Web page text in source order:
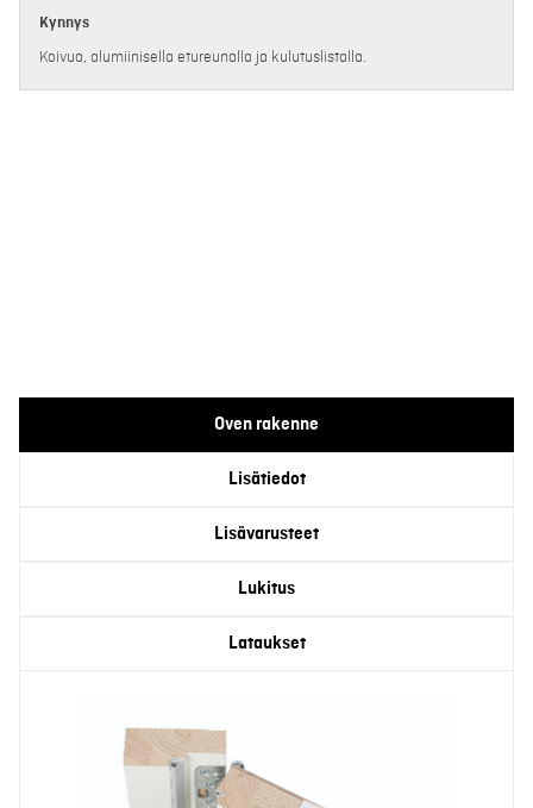
Kynnys
Koivua, alumiinisella etureunalla ja kulutuslistalla.
Oven rakenne
Lisätiedot
Lisävarusteet
Lukitus
Lataukset